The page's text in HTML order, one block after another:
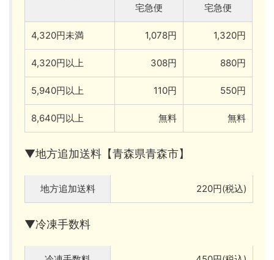
宅急便
宅急便
4,320円未満 1,078円 1,320円
4,320円以上 308円 880円
5,940円以上 110円 550円
8,640円以上 無料 無料
▼地方追加送料【青森県青森市】
地方追加送料 220円(税込)
▼冷凍手数料